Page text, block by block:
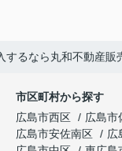
するなら丸和不動産販
市区町村から探す
広島市西区
広島市
広島市安佐南区
広